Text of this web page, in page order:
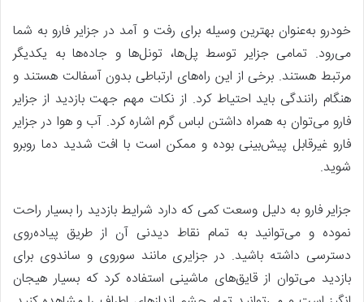
خودرو به‌عنوان بهترین وسیله برای رفت و آمد در جزایر فارو به شما
می‌رود. تمامی جزایر توسط پل‌ها، تونل‌ها و جاده‌ها به یکدیگر
مرتبط هستند. برخی از این راه‌های ارتباطی بدون آسفالت هستند و
هنگام رانندگی باید احتیاط کرد. از نکات مهم جهت بازدید از جزایر
فارو می‌توان به همراه داشتن لباس گرم اشاره کرد. آب و هوا در جزایر
فارو غیرقابل پیش‌بینی بوده و ممکن است با افت شدید دما روبرو
شوید.
جزایر فارو به دلیل وسعت کمی که دارد شرایط بازدید را بسیار راحت
نموده و می‌توانید به تمام نقاط دیدنی آن از طریق پیاده‌روی
دسترسی داشته باشید. در جزایری مانند سوروی و ساندوی برای
بازدید می‌توان از قایق‌های ماشینی استفاده کرد که بسیار هیجان